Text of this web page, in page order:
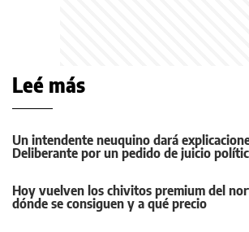
Leé más
Un intendente neuquino dará
Deliberante por un pedido de juicio
Hoy vuelven los chivitos premium del
dónde se consiguen y a qué precio